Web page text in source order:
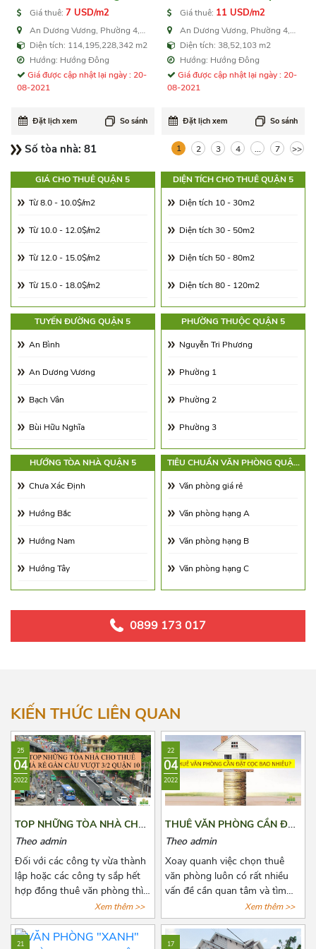
Giá thuê: 7 USD/m2
An Dương Vương, Phường 4,
Quận 5Diện tích: 114,195,228,342 m2
Hướng: Hướng Đông
Giá được cập nhật lại ngày : 20-
08-2021
Đặt lịch xem So sánh
Giá thuê: 11 USD/m2
An Dương Vương, Phường 4,
Quận 5Diện tích: 38,52,103 m2
Hướng: Hướng Đông
Giá được cập nhật lại ngày : 20-
08-2021
Đặt lịch xem So sánh
Số tòa nhà: 81 1 2 3 4 ... 7 >>
GIÁ CHO THUÊ QUẬN 5
Từ 8.0 - 10.0$/m2
Từ 10.0 - 12.0$/m2
Từ 12.0 - 15.0$/m2
Từ 15.0 - 18.0$/m2
Từ 18.0 - 21.0$/m2
Từ 21.0 - 25.0$/m2
Từ 25.0 - 30.0$/m2
Từ 30.0 - 65.0$/m2
Từ 65.00 - 100.00$/m2
DIỆN TÍCH CHO THUÊ QUẬN 5
Diện tích 10 - 30m2
Diện tích 30 - 50m2
Diện tích 50 - 80m2
Diện tích 80 - 120m2
Diện tích 120 - 180m2
Diện tích 180 - 250m2
Diện tích 250 - 350m2
Diện tích 350 - 500m2
Trên 500m2
TUYẾN ĐƯỜNG QUẬN 5
An Bình
An Dương Vương
Bạch Vân
Bùi Hữu Nghĩa
Châu Văn Liêm
Dương Tử Giang
Đặng Thái Thân
Đỗ Ngọc Thạch
Gò Công
Hà Tôn Quyền
Hải Thượng Lãng Ông
Hùng Vương
Huỳnh Mẫn Đạt
Kim Biên
Ký Hòa
Lương Nhữ Học
Lý Thường Kiệt
Mạc Thiên Tích
Ngô Gia Tự
PHƯỜNG THUỘC QUẬN 5
Nguyễn Tri Phương
Phường 1
Phường 2
Phường 3
Phường 4
Phường 5
Phường 6
Phường 7
Phường 8
Phường 9
Phường 10
Phường 14
Phường 15
HƯỚNG TÒA NHÀ QUẬN 5
Chưa Xác Định
Hướng Bắc
Hướng Nam
Hướng Tây
Hướng Đông Bắc
TIÊU CHUẨN VĂN PHÒNG QUẬN
Văn phòng giá rẻ
Văn phòng hạng A
Văn phòng hạng B
Văn phòng hạng C
0899 173 017
KIẾN THỨC LIÊN QUAN
25
04
2022
TOP NHỮNG TÒA NHÀ CHO
THUÊ GIÁ RẺ GẦN CẦU
Theo admin
Đối với các công ty vừa thành
lập hoặc các công ty sắp hết
hợp đồng thuê văn phòng thì
việc chọn thuê văn phòng luôn
là vấn đề đáng quan tâm. Để
tìm được một văn phòng vừa
Xem thêm >>
22
04
2022
THUÊ VĂN PHÒNG CẦN ĐẶT
CỌC BAO NHIÊU?
Theo admin
Xoay quanh việc chọn thuê
văn phòng luôn có rất nhiều
vấn đề cần quan tâm và tìm
hiểu đặc biệt là các khoản chi
phí thuê, chi phí phát sinh cố
định, tiền cọc,...Chính vì vậy
Xem thêm >>
21 17